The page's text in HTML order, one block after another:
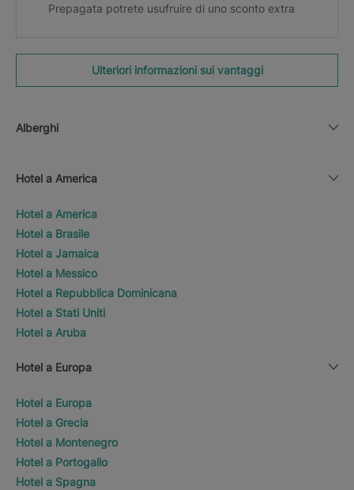
Prepagata potrete usufruire di uno sconto extra
Ulteriori informazioni sui vantaggi
Alberghi
Hotel a America
Hotel a America
Hotel a Brasile
Hotel a Jamaica
Hotel a Messico
Hotel a Repubblica Dominicana
Hotel a Stati Uniti
Hotel a Aruba
Hotel a Europa
Hotel a Europa
Hotel a Grecia
Hotel a Montenegro
Hotel a Portogallo
Hotel a Spagna